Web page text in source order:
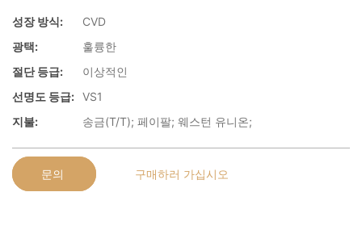
성장 방식:
CVD
광택:
훌륭한
절단 등급:
이상적인
선명도 등급: VS1
지불:
송금(T/T); 페이팔; 웨스턴 유니온;
문의 구매하러 가십시오